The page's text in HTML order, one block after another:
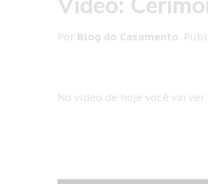
Por Blog do Casamento
No vídeo de hoje você vai